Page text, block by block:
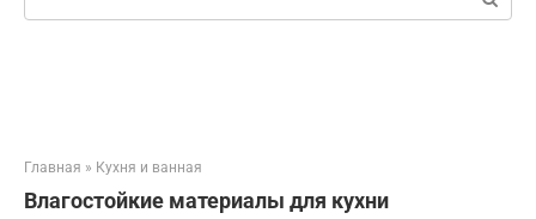
Главная » Кухня и ванная
Влагостойкие материалы для кухни